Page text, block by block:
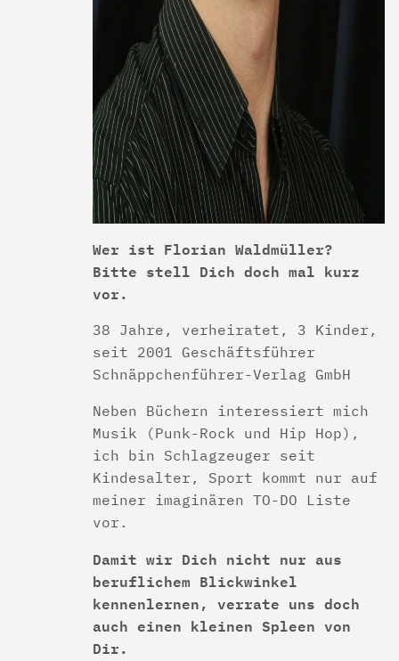
Wer ist Florian Waldmüller?
Bitte stell Dich doch mal kurz
vor.
38 Jahre, verheiratet, 3 Kinder,
seit 2001 Geschäftsführer
Schnäppchenführer-Verlag GmbH
Neben Büchern interessiert mich
Musik (Punk-Rock und Hip Hop),
ich bin Schlagzeuger seit
Kindesalter, Sport kommt nur auf
meiner imaginären TO-DO Liste
vor.
Damit wir Dich nicht nur aus
beruflichem Blickwinkel
kennenlernen, verrate uns doch
auch einen kleinen Spleen von
Dir.